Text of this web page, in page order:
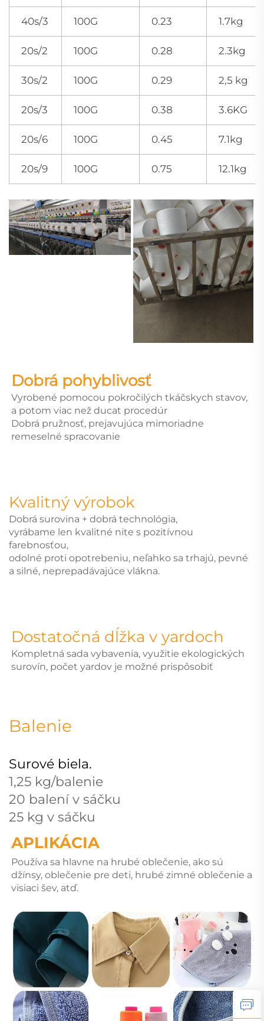
40s/3 100G 0.23 1.7kg
20s/2 100G 0.28 2.3kg
30s/2 100G 0.29 2,5 kg
20s/3 100G 0.38 3.6KG
20s/6 100G 0.45 7.1kg
20s/9 100G 0.75 12.1kg
Dobrá pohyblivosť
Vyrobené pomocou pokročilých tkáčskych stavov,
a potom viac než ducat procedúr
Dobrá pružnosť, prejavujúca mimoriadne
remeselné spracovanie
Kvalitný výrobok
Dobrá surovina + dobrá technológia,
vyrábame len kvalitné nite s pozitívnou
farebnosťou,
odolné proti opotrebeniu, neľahko sa trhajú, pevné
a silné, neprepadávajúce vlákna.
Dostatočná dĺžka v yardoch
Kompletná sada vybavenia, využitie ekologických
surovín, počet yardov je možné prispôsobiť
Balenie
Surové biela.
1,25 kg/balenie
20 balení v sáčku
25 kg v sáčku
APLIKÁCIA
Používa sa hlavne na hrubé oblečenie, ako sú
džínsy, oblečenie pre deti, hrubé zimné oblečenie a
visiaci šev, atď.